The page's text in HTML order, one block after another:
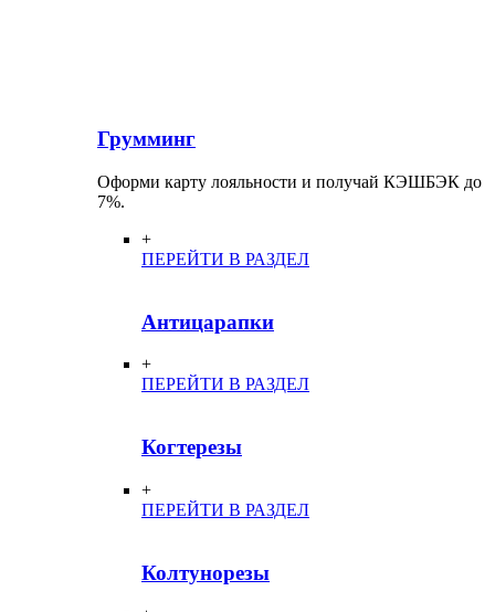
Грумминг
Оформи карту лояльности и получай КЭШБЭК до
7%.
+
ПЕРЕЙТИ В РАЗДЕЛ
Антицарапки
+
ПЕРЕЙТИ В РАЗДЕЛ
Когтерезы
+
ПЕРЕЙТИ В РАЗДЕЛ
Колтунорезы